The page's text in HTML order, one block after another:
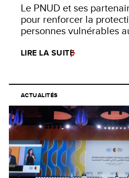
Le PNUD et ses
pour renforcer la
personnes vulnérables
LIRE LA SUITE
ACTUALITÉS